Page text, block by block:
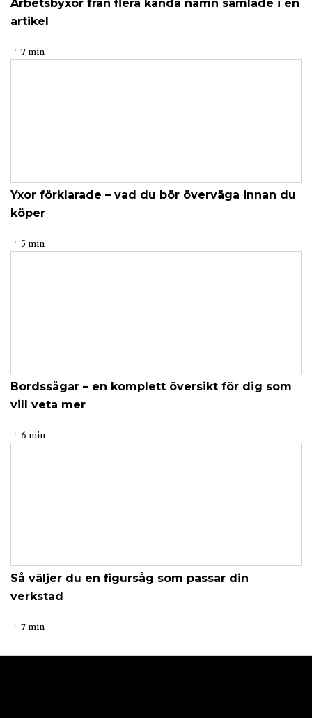
Arbetsbyxor från flera kända namn samlade i en
artikel
7 min
Yxor förklarade – vad du bör överväga innan du
köper
5 min
Bordssågar – en komplett översikt för dig som
vill veta mer
6 min
Så väljer du en figursåg som passar din
verkstad
7 min